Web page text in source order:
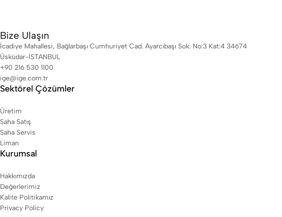
Bize Ulaşın
İcadiye Mahallesi, Bağlarbaşı Cumhuriyet Cad. Ayarcıbaşı Sok. No:3 Kat:4 34674
Üsküdar-İSTANBUL
+90 216 530 1100
ige@ige.com.tr
Sektörel Çözümler
Üretim
Saha Satış
Saha Servis
Liman
Kurumsal
Hakkımızda
Değerlerimiz
Kalite Politikamız
Privacy Policy